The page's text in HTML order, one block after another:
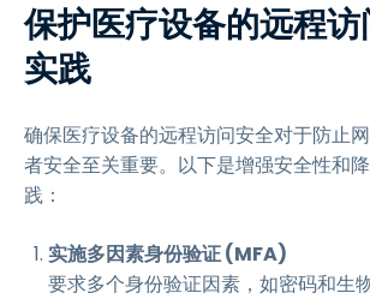
保护医疗设备的远程
实践
确保医疗设备的远程访问安全对于防止
者安全至关重要。以下是增强安全性和
践：
实施多因素身份验证 (MFA)
要求多个身份验证因素，如密码和生